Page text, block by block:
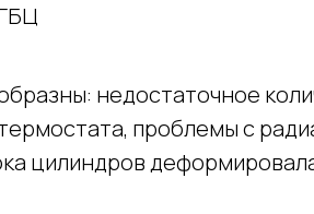
недостаточное
проблемы с
цилиндров